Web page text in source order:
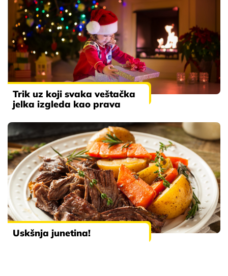
Trik uz koji svaka veštačka
jelka izgleda kao prava
Uskšnja junetina!